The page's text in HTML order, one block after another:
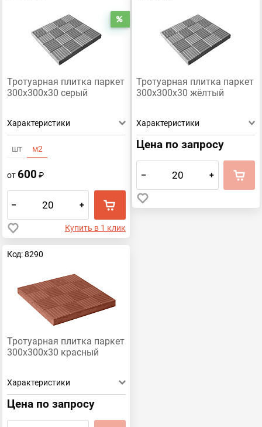
Тротуарная плитка Steingot
Тротуарная плитка
Клинкерная брусчатка
Тротуарная плитка паркет
300х300х30 серый
Характеристики
шт м2
от 600 ₽
– +
Купить в 1 клик
Тротуарная плитка паркет
300х300х30 жёлтый
Характеристики
Цена по запросу
– +
Код: 8290
Тротуарная плитка паркет
300х300х30 красный
Характеристики
Цена по запросу